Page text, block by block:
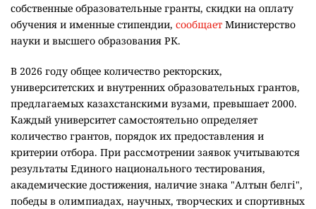
собственные образовательные гранты, скидки на оплату
обучения и именные стипендии, сообщает Министерство
науки и высшего образования РК.
В 2026 году общее количество ректорских,
университетских и внутренних образовательных грантов,
предлагаемых казахстанскими вузами, превышает 2000.
Каждый университет самостоятельно определяет
количество грантов, порядок их предоставления и
критерии отбора. При рассмотрении заявок учитываются
результаты Единого национального тестирования,
академические достижения, наличие знака "Алтын белгі",
победы в олимпиадах, научных, творческих и спортивных